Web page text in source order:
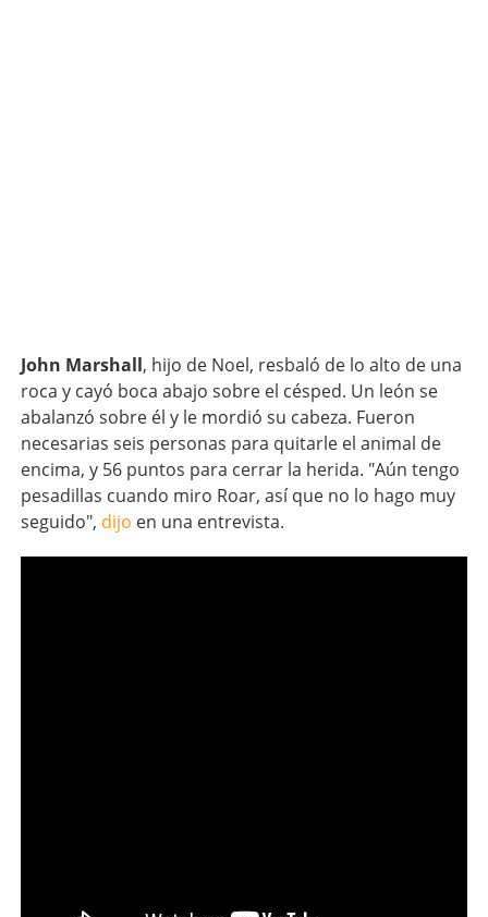
John Marshall, hijo de Noel, resbaló de lo alto de una
roca y cayó boca abajo sobre el césped. Un león se
abalanzó sobre él y le mordió su cabeza. Fueron
necesarias seis personas para quitarle el animal de
encima, y 56 puntos para cerrar la herida. "Aún tengo
pesadillas cuando miro Roar, así que no lo hago muy
seguido", dijo en una entrevista.